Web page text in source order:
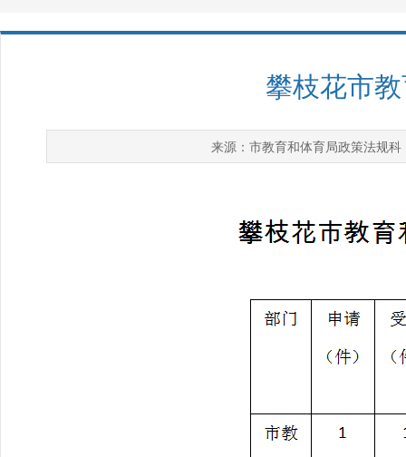
攀枝花市
来源： 市教育和体育局政策法规科